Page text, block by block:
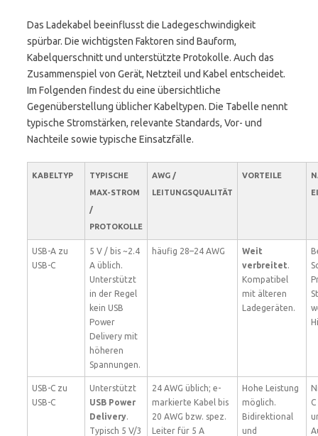
Das Ladekabel beeinflusst die Ladegeschwindigkeit
spürbar. Die wichtigsten Faktoren sind Bauform,
Kabelquerschnitt und unterstützte Protokolle. Auch das
Zusammenspiel von Gerät, Netzteil und Kabel entscheidet.
Im Folgenden findest du eine übersichtliche
Gegenüberstellung üblicher Kabeltypen. Die Tabelle nennt
typische Stromstärken, relevante Standards, Vor- und
Nachteile sowie typische Einsatzfälle.
KABELTYP
TYPISCHE
MAX-STROM
/
PROTOKOLLE
AWG /
LEITUNGSQUALITÄT
VORTEILE
USB-A zu
USB-C
5 V / bis ~2.4
A üblich.
Unterstützt
in der Regel
kein USB
Power
Delivery mit
höheren
Spannungen.
häufig 28–24 AWG
Weit
verbreitet.
Kompatibel
mit älteren
Ladegeräten.
USB-C zu
USB-C
Unterstützt
USB Power
Delivery.
Typisch 5 V/3
24 AWG üblich; e-
markierte Kabel bis
20 AWG bzw. spez.
Leiter für 5 A
Hohe Leistung
möglich.
Bidirektional
und